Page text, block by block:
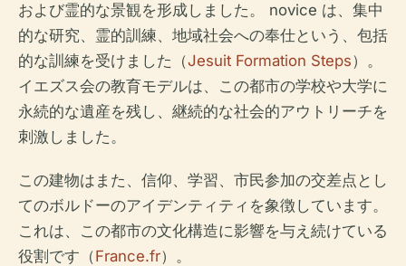
および霊的な景観を形成しました。 novice は、集中
的な研究、霊的訓練、地域社会への奉仕という、包括
的な訓練を受けました（Jesuit Formation Steps）。
イエズス会の教育モデルは、この都市の学校や大学に
永続的な遺産を残し、継続的な社会的アウトリーチを
刺激しました。
この建物はまた、信仰、学習、市民参加の交差点とし
てのボルドーのアイデンティティを象徴しています。
これは、この都市の文化構造に影響を与え続けている
役割です（France.fr）。